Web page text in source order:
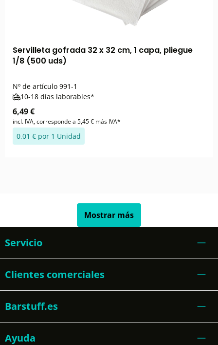
Servilleta gofrada 32 x 32 cm, 1 capa, pliegue
1/8 (500 uds)
Nº de artículo 991-1
10-18 días laborables*
6,49 €
incl. IVA, corresponde a 5,45 € más IVA*
0,01 € por 1 Unidad
Mostrar más
Servicio
Clientes comerciales
Barstuff.es
Ayuda